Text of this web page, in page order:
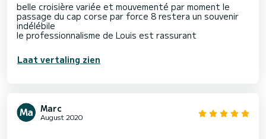
belle croisière variée et mouvementé par moment le
passage du cap corse par force 8 restera un souvenir
indélébile
le professionnalisme de Louis est rassurant
Laat vertaling zien
Marc
August 2020